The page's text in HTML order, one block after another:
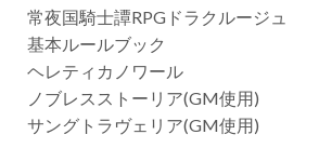
常夜国騎士譚RPGドラクルージュ
基本ルールブック
ヘレティカノワール
ノブレスストーリア(GM使用)
サングトラヴェリア(GM使用)